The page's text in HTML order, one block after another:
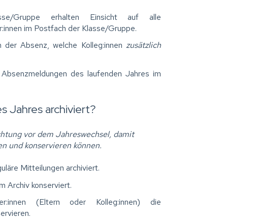
Gruppe erhalten Einsicht auf alle
im Postfach der Klasse/Gruppe.
Absenz, welche Kolleg:innen zusätzlich
des laufenden Jahres im
Jahres archiviert?
vor dem Jahreswechsel, damit
und konservieren können.
Mitteilungen archiviert.
Archiv konserviert.
(Eltern oder Kolleg:innen) die